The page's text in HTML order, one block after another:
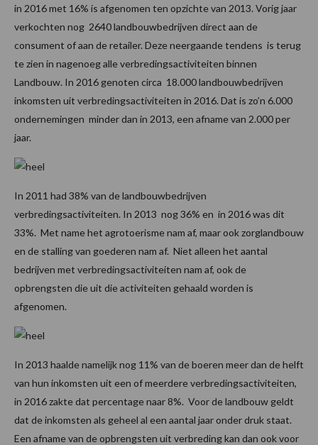
in 2016 met 16% is afgenomen ten opzichte van 2013. Vorig jaar
verkochten nog 2640 landbouwbedrijven direct aan de
consument of aan de retailer. Deze neergaande tendens is terug
te zien in nagenoeg alle verbredingsactiviteiten binnen
Landbouw. In 2016 genoten circa 18.000 landbouwbedrijven
inkomsten uit verbredingsactiviteiten in 2016. Dat is zo’n 6.000
ondernemingen minder dan in 2013, een afname van 2.000 per
jaar.
In 2011 had 38% van de landbouwbedrijven
verbredingsactiviteiten. In 2013 nog 36% en in 2016 was dit
33%. Met name het agrotoerisme nam af, maar ook zorglandbouw
en de stalling van goederen nam af. Niet alleen het aantal
bedrijven met verbredingsactiviteiten nam af, ook de
opbrengsten die uit die activiteiten gehaald worden is
afgenomen.
In 2013 haalde namelijk nog 11% van de boeren meer dan de helft
van hun inkomsten uit een of meerdere verbredingsactiviteiten,
in 2016 zakte dat percentage naar 8%. Voor de landbouw geldt
dat de inkomsten als geheel al een aantal jaar onder druk staat.
Een afname van de opbrengsten uit verbreding kan dan ook voor